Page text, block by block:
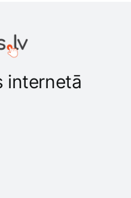
internetā